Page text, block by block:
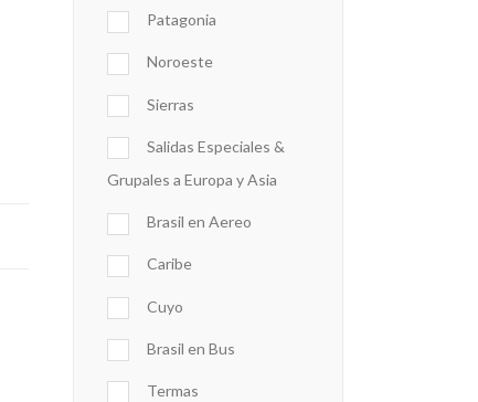
Patagonia
Noroeste
Sierras
Salidas Especiales &
Grupales a Europa y Asia
Brasil en Aereo
Caribe
Cuyo
Brasil en Bus
Termas